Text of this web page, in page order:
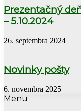
Prezentačný
– 5.10.2024
26. septembra 2024
Novinky pošty
6. novembra 2025
Menu